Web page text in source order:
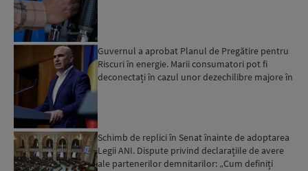
Guvernul a aprobat Planul de Pregătire pentru
Riscuri în energie. Marii consumatori pot fi
deconectați în cazul unor dezechilibre majore în
Schimb de replici în Senat înainte de adoptarea
Legii ANI. Dispute privind declarațiile de avere
ale partenerilor demnitarilor: „Cum definiți